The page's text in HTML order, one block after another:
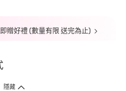
贈好禮 (數量有限 送完為止)
隱藏